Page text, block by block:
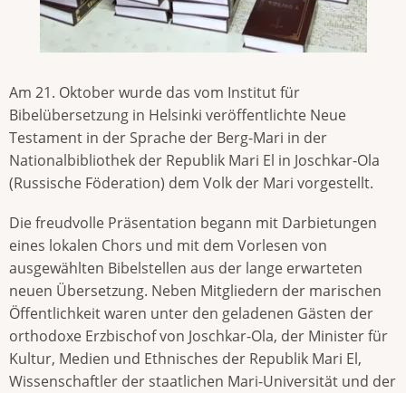
Am 21. Oktober wurde das vom Institut für
Bibelübersetzung in Helsinki veröffentlichte Neue
Testament in der Sprache der Berg-Mari in der
Nationalbibliothek der Republik Mari El in Joschkar-Ola
(Russische Föderation) dem Volk der Mari vorgestellt.
Die freudvolle Präsentation begann mit Darbietungen
eines lokalen Chors und mit dem Vorlesen von
ausgewählten Bibelstellen aus der lange erwarteten
neuen Übersetzung. Neben Mitgliedern der marischen
Öffentlichkeit waren unter den geladenen Gästen der
orthodoxe Erzbischof von Joschkar-Ola, der Minister für
Kultur, Medien und Ethnisches der Republik Mari El,
Wissenschaftler der staatlichen Mari-Universität und der